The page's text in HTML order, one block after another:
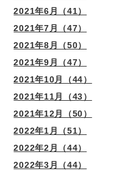
2021年6月（41）
2021年7月（47）
2021年8月（50）
2021年9月（47）
2021年10月（44）
2021年11月（43）
2021年12月（50）
2022年1月（51）
2022年2月（44）
2022年3月（44）